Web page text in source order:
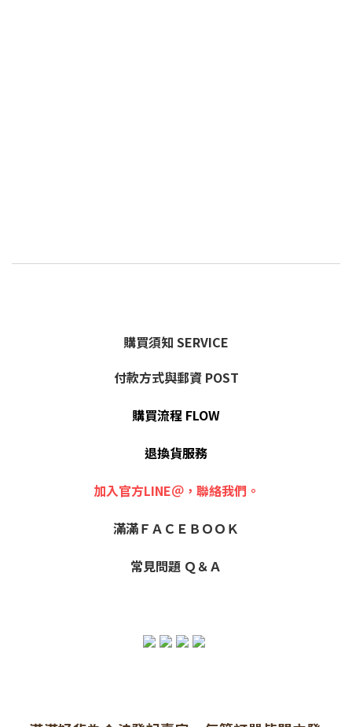
購買須知 SERVICE
付款方式與郵資 POST
購買流程 FLOW
退換貨服務
加入官方LINE＠，聯絡我們。
滿滿ＦＡＣＥＢＯＯＫ
常見問題 Ｑ＆Ａ